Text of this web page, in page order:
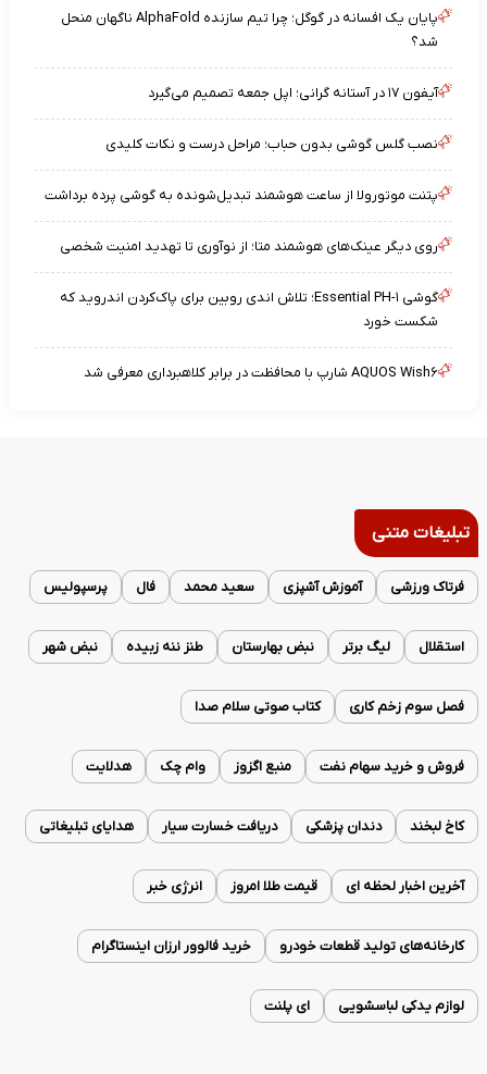
پایان یک افسانه در گوگل؛ چرا تیم سازنده AlphaFold ناگهان منحل
شد؟
آیفون ۱۷ در آستانه گرانی؛ اپل جمعه تصمیم می‌گیرد
نصب گلس گوشی بدون حباب؛ مراحل درست و نکات کلیدی
پتنت موتورولا از ساعت هوشمند تبدیل‌شونده به گوشی پرده برداشت
روی دیگر عینک‌های هوشمند متا؛ از نوآوری تا تهدید امنیت شخصی
گوشی Essential PH-۱؛ تلاش اندی روبین برای پاک‌کردن اندروید که
شکست خورد
AQUOS Wish۶ شارپ با محافظت در برابر کلاهبرداری معرفی شد
تبلیغات متنی
فرتاک ورزشی آموزش آشپزی سعید محمد فال پرسپولیس
استقلال لیگ برتر نبض بهارستان طنز ننه زبیده نبض شهر
فصل سوم زخم کاری کتاب صوتی سلام صدا
فروش و خرید سهام نفت منبع اگزوز وام چک هدلایت
کاخ لبخند دندان پزشکی دریافت خسارت سیار هدایای تبلیغاتی
آخرین اخبار لحظه ای قیمت طلا امروز انرژی خبر
کارخانه‌های تولید قطعات خودرو خرید فالوور ارزان اینستاگرام
لوازم یدکی لباسشویی ای پلنت